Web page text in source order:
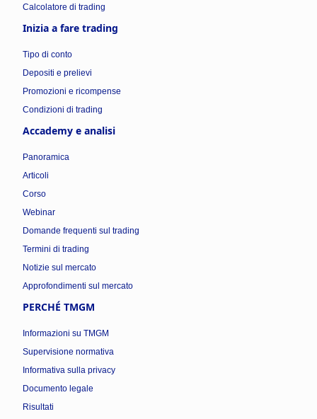
Calcolatore di trading
Inizia a fare trading
Tipo di conto
Depositi e prelievi
Promozioni e ricompense
Condizioni di trading
Accademy e analisi
Panoramica
Articoli
Corso
Webinar
Domande frequenti sul trading
Termini di trading
Notizie sul mercato
Approfondimenti sul mercato
PERCHÉ TMGM
Informazioni su TMGM
Supervisione normativa
Informativa sulla privacy
Documento legale
Risultati